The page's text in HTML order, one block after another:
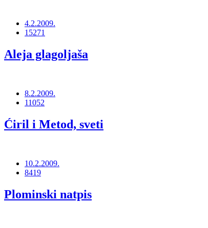
4.2.2009.
15271
Aleja glagoljaša
8.2.2009.
11052
Ćiril i Metod, sveti
10.2.2009.
8419
Plominski natpis